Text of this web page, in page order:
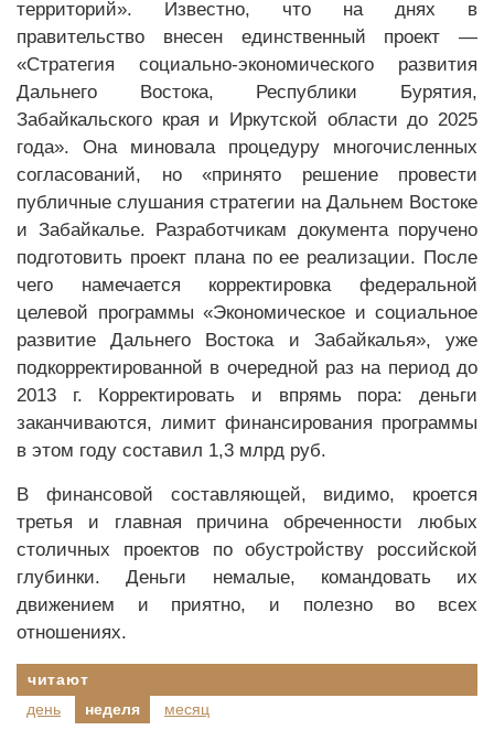
территорий». Известно, что на днях в
правительство внесен единственный проект —
«Стратегия социально-экономического развития
Дальнего Востока, Республики Бурятия,
Забайкальского края и Иркутской области до 2025
года». Она миновала процедуру многочисленных
согласований, но «принято решение провести
публичные слушания стратегии на Дальнем Востоке
и Забайкалье. Разработчикам документа поручено
подготовить проект плана по ее реализации. После
чего намечается корректировка федеральной
целевой программы «Экономическое и социальное
развитие Дальнего Востока и Забайкалья», уже
подкорректированной в очередной раз на период до
2013 г. Корректировать и впрямь пора: деньги
заканчиваются, лимит финансирования программы
в этом году составил 1,3 млрд руб.
В финансовой составляющей, видимо, кроется
третья и главная причина обреченности любых
столичных проектов по обустройству российской
глубинки. Деньги немалые, командовать их
движением и приятно, и полезно во всех
отношениях.
читают
день
неделя месяц